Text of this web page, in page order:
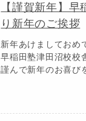
【謹賀新年】早
り新年のご挨拶
新年あけましておめ
早稲田塾津田沼校校
謹んで新年のお喜び